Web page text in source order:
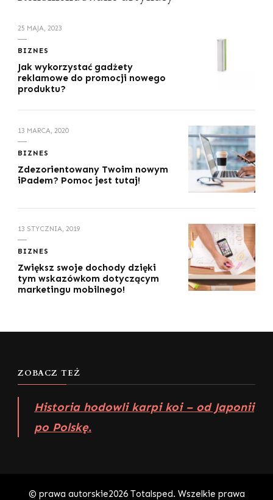
25 MAJA, 2023
BIZNES
Jak wykorzystać gadżety
reklamowe do promocji nowego
produktu?
13 MARCA, 2020
BIZNES
Zdezorientowany Twoim nowym
iPadem? Pomoc jest tutaj!
13 STYCZNIA, 2019
BIZNES
Zwiększ swoje dochody dzięki
tym wskazówkom dotyczącym
marketingu mobilnego!
ZOBACZ TEŻ
Historia hodowli karpi koi – od Japonii
po Polskę.
© prawa autorskie2026 Totalsped. Wszelkie prawa